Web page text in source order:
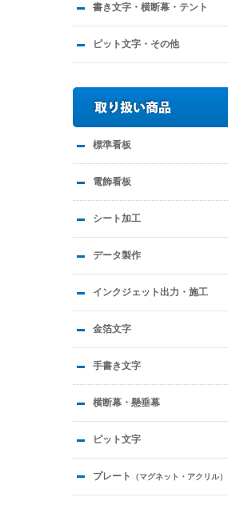
書き文字・横断幕・テント
ピット文字・その他
標準看板
電飾看板
シート加工
データ製作
インクジェット出力・施工
金箔文字
手書き文字
横断幕・懸垂幕
ピット文字
プレート （マグネット・アクリル）